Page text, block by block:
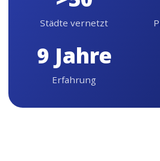
Städte vernetzt
9 Jahre
Erfahrung